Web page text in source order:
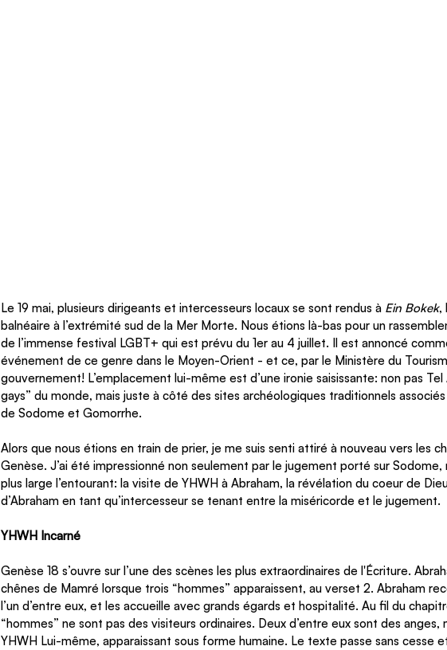
Le 19 mai, plusieurs dirigeants et intercesseurs locaux se sont rendus à Ein Bokek,
balnéaire à l’extrémité sud de la Mer Morte. Nous étions là-bas pour un
de l’immense festival LGBT+ qui est prévu du 1er au 4 juillet. Il est annoncé
événement de ce genre dans le Moyen-Orient - et ce, par le Ministère du
gouvernement! L’emplacement lui-même est d’une ironie saisissante: non pas Tel
gays” du monde, mais juste à côté des sites archéologiques traditionnels
de Sodome et Gomorrhe.
Alors que nous étions en train de prier, je me suis senti attiré à nouveau vers les
Genèse. J’ai été impressionné non seulement par le jugement porté sur
plus large l’entourant: la visite de YHWH à Abraham, la révélation du coeur de
d’Abraham en tant qu’intercesseur se tenant entre la miséricorde et le jugement.
YHWH Incarné
Genèse 18 s’ouvre sur l’une des scènes les plus extraordinaires de l'Écriture.
chênes de Mamré lorsque trois “hommes” apparaissent, au verset 2. Abraham
l’un d’entre eux, et les accueille avec grands égards et hospitalité. Au fil du
“hommes” ne sont pas des visiteurs ordinaires. Deux d’entre eux sont des anges,
YHWH Lui-même, apparaissant sous forme humaine. Le texte passe sans cesse